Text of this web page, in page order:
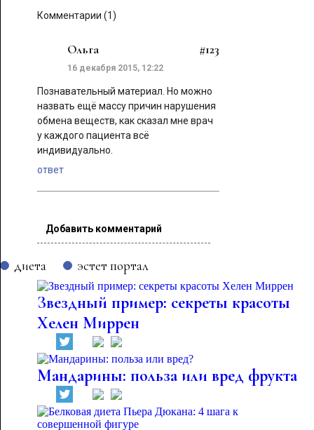
Комментарии (1)
Ольга #123
16 декабря 2015, 12:22
Познавательный материал. Но можно
назвать ещё массу причин нарушения
обмена веществ, как сказал мне врач
у каждого пациента всё
индивидуально.
ответ
Добавить комментарий
диета эстет портал
Звездный пример: секреты красоты
Хелен Миррен
Мандарины: польза или вред фрукта